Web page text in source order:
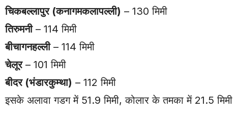
चिकबल्लापुर (कनागमकलापल्ली) – 130 मिमी
तिरुमनी– 114 मिमी
बीचागनहल्ली– 114 मिमी
चेलूर– 101 मिमी
बीदर (भंडारकुम्था) – 112 मिमी
इसके अलावा गडग में 51.9 मिमी, कोलार के तमका में 21.5